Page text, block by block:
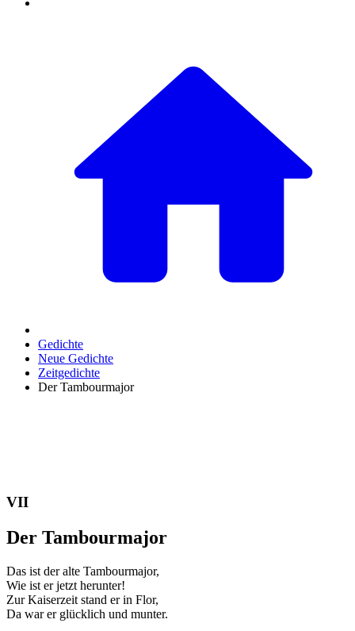
Gedichte
Neue Gedichte
Zeitgedichte
Der Tambourmajor
VII
Der Tambourmajor
Das ist der alte Tambourmajor,
Wie ist er jetzt herunter!
Zur Kaiserzeit stand er in Flor,
Da war er glücklich und munter.